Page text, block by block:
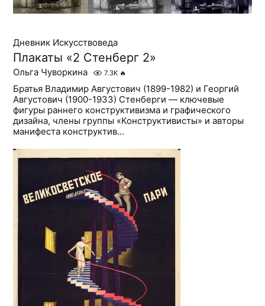
Дневник Искусствоведа
Плакаты «2 Стенберг 2»
Ольга Чуворкина 7.3K 🔥
Братья Владимир Августович (1899-1982) и Георгий
Августович (1900-1933) Стенберги — ключевые
фигуры раннего конструктивизма и графического
дизайна, члены группы «Конструктивисты» и авторы
манифеста конструктив...